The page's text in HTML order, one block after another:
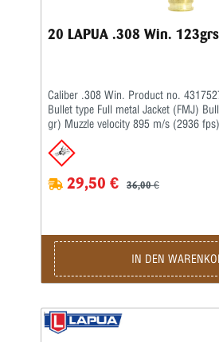
20 LAPUA .308 Win.
Caliber .308 Win. Product no. 4317527 Bullet Code S374
Bullet type Full metal Jacket (FMJ) Bullet weight 8.0 g (123
gr) Muzzle velocity 895 m/s (2936 fps) Purpose Hunting,
29,50 € 36,00 €
IN DEN